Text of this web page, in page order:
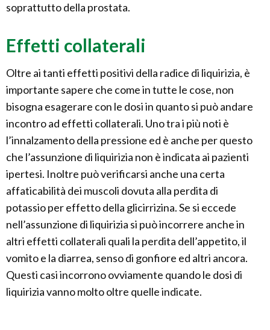
soprattutto della prostata.
Effetti collaterali
Oltre ai tanti effetti positivi della radice di liquirizia, è
importante sapere che come in tutte le cose, non
bisogna esagerare con le dosi in quanto si può andare
incontro ad effetti collaterali. Uno tra i più noti è
l’innalzamento della pressione ed è anche per questo
che l’assunzione di liquirizia non è indicata ai pazienti
ipertesi. Inoltre può verificarsi anche una certa
affaticabilità dei muscoli dovuta alla perdita di
potassio per effetto della glicirrizina. Se si eccede
nell’assunzione di liquirizia si può incorrere anche in
altri effetti collaterali quali la perdita dell’appetito, il
vomito e la diarrea, senso di gonfiore ed altri ancora.
Questi casi incorrono ovviamente quando le dosi di
liquirizia vanno molto oltre quelle indicate.